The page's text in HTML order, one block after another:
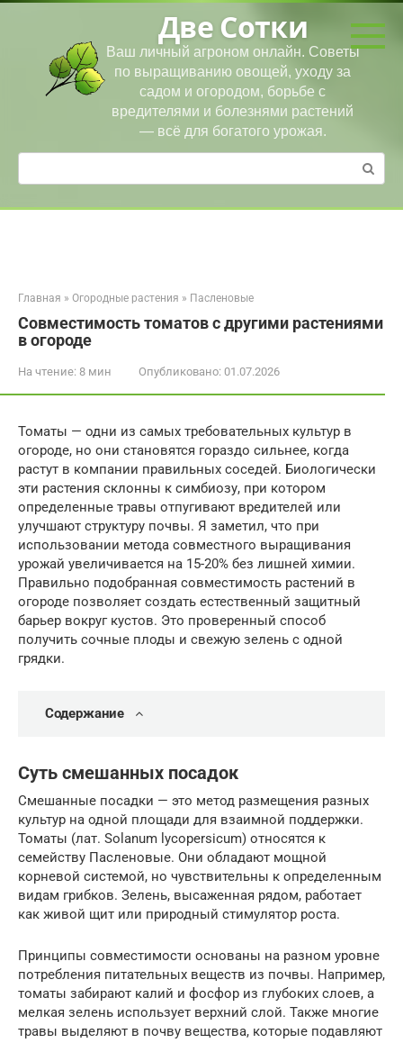
Перейти
Две Сотки
Ваш личный агроном онлайн. Советы
по выращиванию овощей, уходу за
садом и огородом, борьбе с
вредителями и болезнями растений
— всё для богатого урожая.
Поиск:
Главная » Огородные растения » Пасленовые
Совместимость томатов с другими растениями
в огороде
На чтение: 8 мин Опубликовано: 01.07.2026
Томаты — одни из самых требовательных культур в
огороде, но они становятся гораздо сильнее, когда
растут в компании правильных соседей. Биологически
эти растения склонны к симбиозу, при котором
определенные травы отпугивают вредителей или
улучшают структуру почвы. Я заметил, что при
использовании метода совместного выращивания
урожай увеличивается на 15-20% без лишней химии.
Правильно подобранная совместимость растений в
огороде позволяет создать естественный защитный
барьер вокруг кустов. Это проверенный способ
получить сочные плоды и свежую зелень с одной
грядки.
Содержание
Суть смешанных посадок
Смешанные посадки — это метод размещения разных
культур на одной площади для взаимной поддержки.
Томаты (лат. Solanum lycopersicum) относятся к
семейству Пасленовые. Они обладают мощной
корневой системой, но чувствительны к определенным
видам грибков. Зелень, высаженная рядом, работает
как живой щит или природный стимулятор роста.
Принципы совместимости основаны на разном уровне
потребления питательных веществ из почвы. Например,
томаты забирают калий и фосфор из глубоких слоев, а
мелкая зелень использует верхний слой. Также многие
травы выделяют в почву вещества, которые подавляют